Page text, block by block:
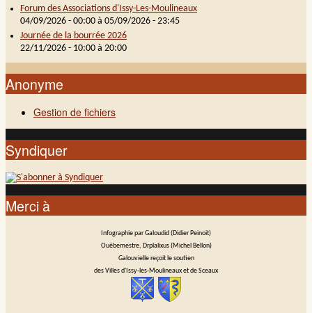
Forum des Associations d'Issy-Les-Moulineaux
04/09/2026 - 00:00 à 05/09/2026 - 23:45
Journée de la bourrée 2026
22/11/2026 - 10:00 à 20:00
Anonyme
Gestion de fichiers
Syndiquer
Merci à
Infographie par Galoudid (Didier Peinoit)
Ouèbemestre, Drplalixus (Michel Bellon)
Galouvielle reçoit le soutien
des Villes d'Issy-les-Moulineaux et de Sceaux